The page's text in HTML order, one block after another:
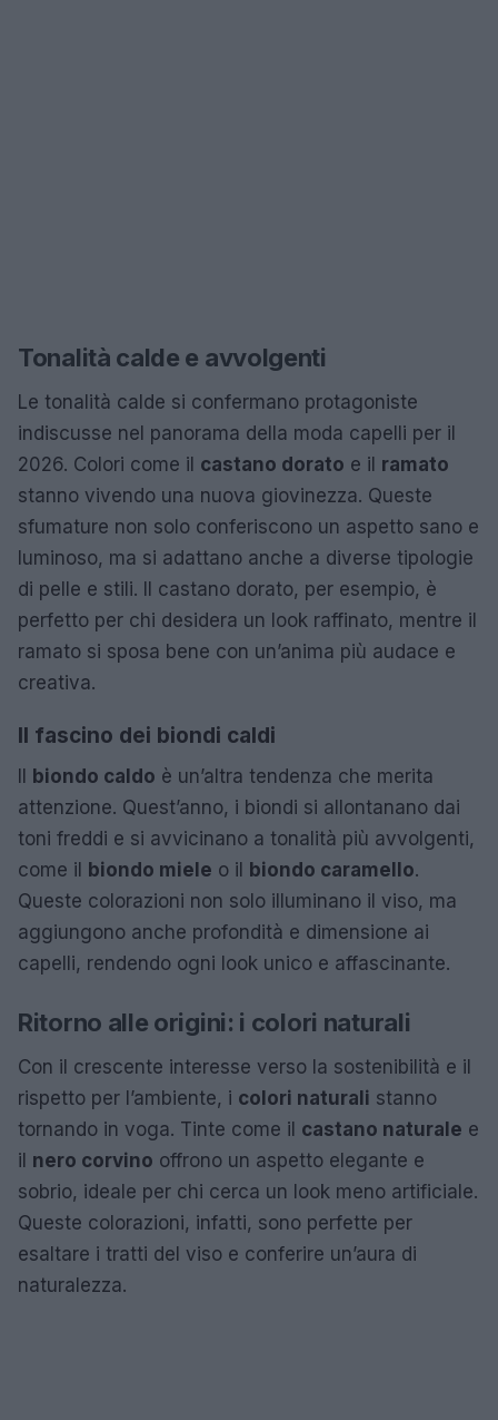
Tonalità calde e avvolgenti
Le tonalità calde si confermano protagoniste
indiscusse nel panorama della moda capelli per il
2026. Colori come il castano dorato e il ramato
stanno vivendo una nuova giovinezza. Queste
sfumature non solo conferiscono un aspetto sano e
luminoso, ma si adattano anche a diverse tipologie
di pelle e stili. Il castano dorato, per esempio, è
perfetto per chi desidera un look raffinato, mentre il
ramato si sposa bene con un’anima più audace e
creativa.
Il fascino dei biondi caldi
Il biondo caldo è un’altra tendenza che merita
attenzione. Quest’anno, i biondi si allontanano dai
toni freddi e si avvicinano a tonalità più avvolgenti,
come il biondo miele o il biondo caramello.
Queste colorazioni non solo illuminano il viso, ma
aggiungono anche profondità e dimensione ai
capelli, rendendo ogni look unico e affascinante.
Ritorno alle origini: i colori naturali
Con il crescente interesse verso la sostenibilità e il
rispetto per l’ambiente, i colori naturali stanno
tornando in voga. Tinte come il castano naturale e
il nero corvino offrono un aspetto elegante e
sobrio, ideale per chi cerca un look meno artificiale.
Queste colorazioni, infatti, sono perfette per
esaltare i tratti del viso e conferire un’aura di
naturalezza.